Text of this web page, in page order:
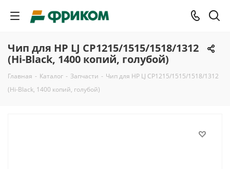
Чип для HP LJ CP1215/1515/1518/1312
(Hi-Black, 1400 копий, голубой)
Главная - Каталог - Запчасти - Чип для HP LJ CP1215/1515/1518/1312
(Hi-Black, 1400 копий, голубой)